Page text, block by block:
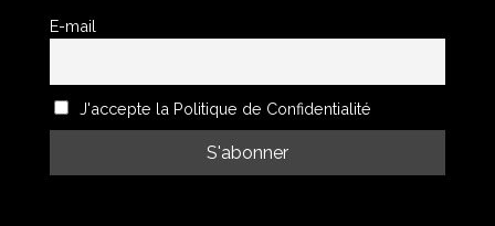
E-mail
J'accepte la Politique de Confidentialité